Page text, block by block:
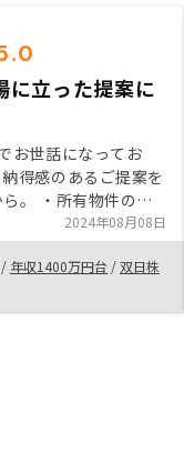
に立った提案に
お世話になってお
得感のあるご提案を
。 ・所有物件の地
ク分散という観点(前
は大阪)で、今回も
なご提案が頂けた。会
たい物件」よりも、
「価値の高い物件」
2024年08月08日
/ 年収1400万円台 /双日株